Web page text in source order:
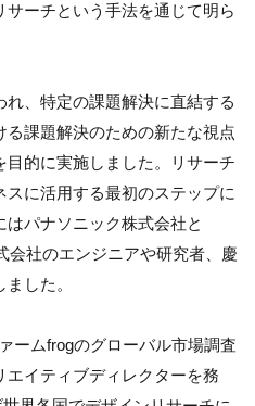
ーチという手法を通じて明ら
、特定の課題解決に直結する
課題解決のための新たな視点
的に実施しました。リサーチ
に活用する最初のステップに
パナソニック株式会社と
会社のエンジニアや研究者、慶
した。
ームfrogのグローバル市場調査
イティブディレクターを務